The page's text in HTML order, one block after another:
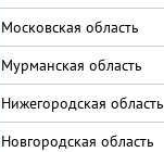
Московская область
Мурманская область
Нижегородская область
Новгородская область